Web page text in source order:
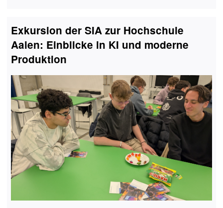
Exkursion der SIA zur Hochschule
Aalen: Einblicke in KI und moderne
Produktion